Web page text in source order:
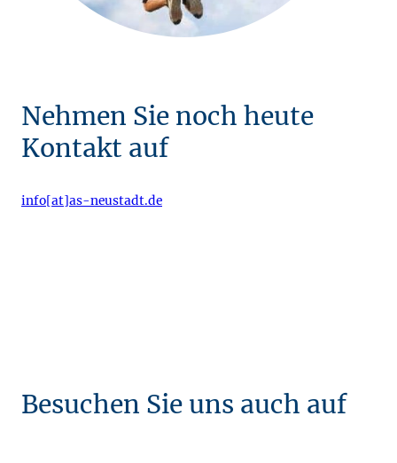
Nehmen Sie noch heute
Kontakt auf
info[at]as-neustadt.de
Besuchen Sie uns auch auf